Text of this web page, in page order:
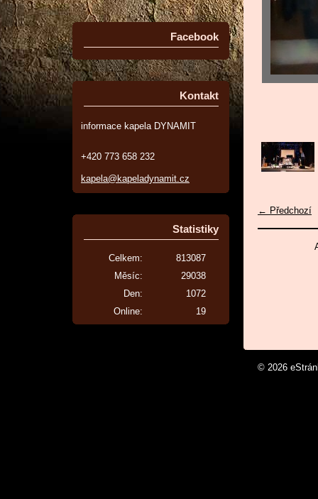
Facebook
Kontakt
informace kapela DYNAMIT
+420 773 658 232
kapela@kapeladynamit.cz
Statistiky
Online: 19
Celkem:
813087
Měsíc:
29038
Den:
1072
← Předchozí
© 2026